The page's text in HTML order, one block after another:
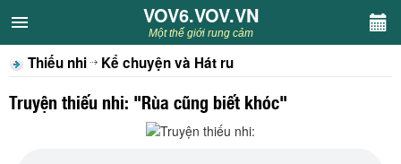
VOV6.VOV.VN
CHUYÊN MỤC
Khách VOV6
VOV6.VOV.VN
Một thế giới rung cảm
Thiếu nhi Kể chuyện và Hát ru
Truyện thiếu nhi: "Rùa cũng biết khóc"